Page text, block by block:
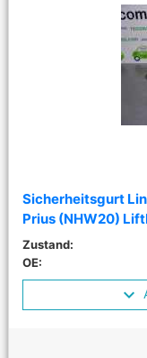
Sicherheitsgurt
Prius (NHW20)
Zustand:
OE: